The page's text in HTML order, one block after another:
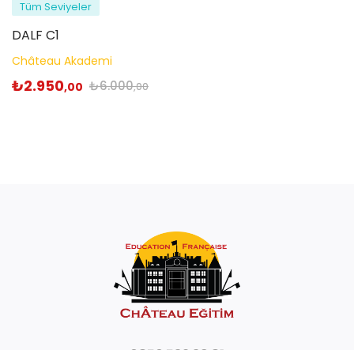
Tüm Seviyeler
DALF C1
Château Akademi
₺2.950,00 ₺6.000,00